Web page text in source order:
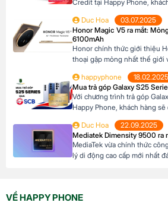
Credit tại Happy Phone,
linh hoạt lựa chọn kỳ hạn trả
hợp với khả năng tài chính
Duc Hoa
03.07.2025
Honor Magic V5 ra mắt:
6100mAh
Honor chính thức giới thiệu
thoại gập mỏng nhất thế giới
lượng 217g, pin dung lượng
AI tiên tiến, Honor Magic V5
flagship […]
happyphone
18.02.2025
Mua trả góp Galaxy S25
Với chương trình trả góp
Happy Phone, khách hàng
suất cực kỳ ưu đãi. Đặc biệt,
lựa chọn kỳ hạn trả góp từ 3
khả năng tài chính của mình.
Duc Hoa
22.09.2025
Mediatek Dimensity 9500 ra
MediaTek vừa chính thức
lý di động cao cấp mới nhất
VỀ HAPPY PHONE